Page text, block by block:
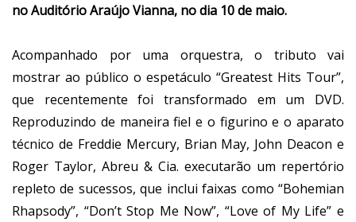
no Auditório Araújo Vianna, no dia 10 de maio.
Acompanhado por uma orquestra, o tributo vai
mostrar ao público o espetáculo “Greatest Hits Tour”,
que recentemente foi transformado em um DVD.
Reproduzindo de maneira fiel e o figurino e o aparato
técnico de Freddie Mercury, Brian May, John Deacon e
Roger Taylor, Abreu & Cia. executarão um repertório
repleto de sucessos, que inclui faixas como “Bohemian
Rhapsody”, “Don’t Stop Me Now”, “Love of My Life” e